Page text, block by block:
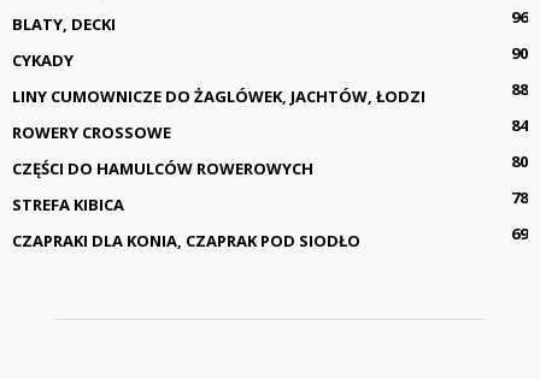
BLATY, DECKI
96
CYKADY
90
LINY CUMOWNICZE DO ŻAGLÓWEK, JACHTÓW, ŁODZI
88
ROWERY CROSSOWE
84
CZĘŚCI DO HAMULCÓW ROWEROWYCH
80
STREFA KIBICA
78
CZAPRAKI DLA KONIA, CZAPRAK POD SIODŁO
69